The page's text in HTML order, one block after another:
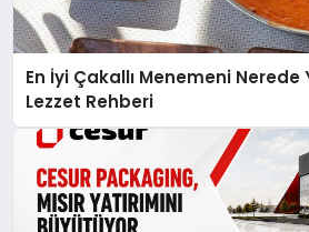
En İyi Çakallı Menemeni Nerede
Lezzet Rehberi